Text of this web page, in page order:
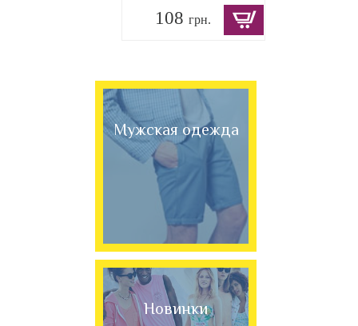
108 грн.
Мужская одежда
Новинки